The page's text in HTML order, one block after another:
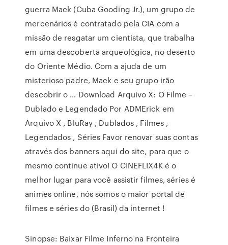
guerra Mack (Cuba Gooding Jr.), um grupo de
mercenários é contratado pela CIA com a
missão de resgatar um cientista, que trabalha
em uma descoberta arqueológica, no deserto
do Oriente Médio. Com a ajuda de um
misterioso padre, Mack e seu grupo irão
descobrir o … Download Arquivo X: O Filme –
Dublado e Legendado Por ADMErick em
Arquivo X , BluRay , Dublados , Filmes ,
Legendados , Séries Favor renovar suas contas
através dos banners aqui do site, para que o
mesmo continue ativo! O CINEFLIX4K é o
melhor lugar para você assistir filmes, séries é
animes online, nós somos o maior portal de
filmes e séries do (Brasil) da internet !
Sinopse: Baixar Filme Inferno na Fronteira